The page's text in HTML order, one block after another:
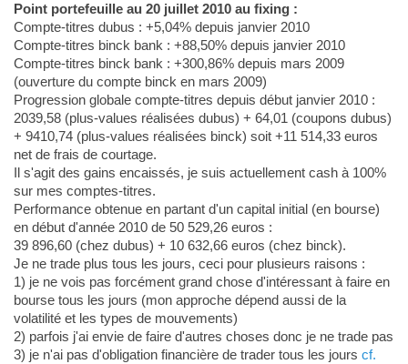
Point portefeuille au 20 juillet 2010 au fixing :
Compte-titres dubus : +5,04% depuis janvier 2010
Compte-titres binck bank : +88,50% depuis janvier 2010
Compte-titres binck bank : +300,86% depuis mars 2009
(ouverture du compte binck en mars 2009)
Progression globale compte-titres depuis début janvier 2010 :
2039,58 (plus-values réalisées dubus) + 64,01 (coupons dubus)
+ 9410,74 (plus-values réalisées binck) soit +11 514,33 euros
net de frais de courtage.
Il s'agit des gains encaissés, je suis actuellement cash à 100%
sur mes comptes-titres.
Performance obtenue en partant d'un capital initial (en bourse)
en début d'année 2010 de 50 529,26 euros :
39 896,60 (chez dubus) + 10 632,66 euros (chez binck).
Je ne trade plus tous les jours, ceci pour plusieurs raisons :
1) je ne vois pas forcément grand chose d'intéressant à faire en
bourse tous les jours (mon approche dépend aussi de la
volatilité et les types de mouvements)
2) parfois j'ai envie de faire d'autres choses donc je ne trade pas
3) je n'ai pas d'obligation financière de trader tous les jours cf.